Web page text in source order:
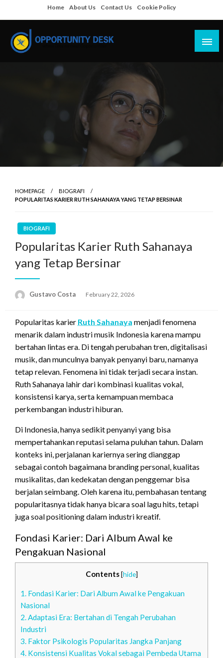
to
content
Home About Us Contact Us Cookie Policy
Opportunity Desk
Empowering Your Path to Opportunities
HOMEPAGE
BIOGRAFI
POPULARITAS KARIER RUTH SAHANAYA YANG TETAP BERSINAR
BIOGRAFI
Popularitas Karier Ruth Sahanaya
yang Tetap Bersinar
Gustavo Costa
Posted
February 22, 2026
Popularitas karier Ruth Sahanaya menjadi fenomena
menarik dalam industri musik Indonesia karena mampu
bertahan lintas era. Di tengah perubahan tren, digitalisasi
musik, dan munculnya banyak penyanyi baru, namanya
tetap relevan. Fenomena ini tidak terjadi secara instan.
Ruth Sahanaya lahir dari kombinasi kualitas vokal,
konsistensi karya, serta kemampuan membaca
perkembangan industri hiburan.
Di Indonesia, hanya sedikit penyanyi yang bisa
mempertahankan reputasi selama puluhan tahun. Dalam
konteks ini, perjalanan kariernya sering dianggap
sebagai contoh bagaimana branding personal, kualitas
musikalitas, dan kedekatan dengan penggemar bisa
berjalan seimbang. Oleh karena itu, pembahasan tentang
popularitasnya tidak hanya bicara soal lagu hits, tetapi
juga soal positioning dalam industri kreatif.
Fondasi Karier: Dari Album Awal ke
Pengakuan Nasional
Contents [hide]
1. Fondasi Karier: Dari Album Awal ke Pengakuan
Nasional
2.Adaptasi Era: Bertahan di Tengah Perubahan
Industri
3. Faktor Psikologis Popularitas Jangka Panjang
4. Konsistensi Kualitas Vokal sebagai Pembeda Utama